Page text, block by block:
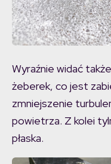
Wyraźnie widać
żeberek, co jest
zmniejszenie
powietrza. Z kolei
płaska.